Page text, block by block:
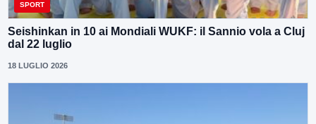
SPORT
Seishinkan in 10 ai Mondiali WUKF: il Sannio vola a Cluj
dal 22 luglio
18 LUGLIO 2026